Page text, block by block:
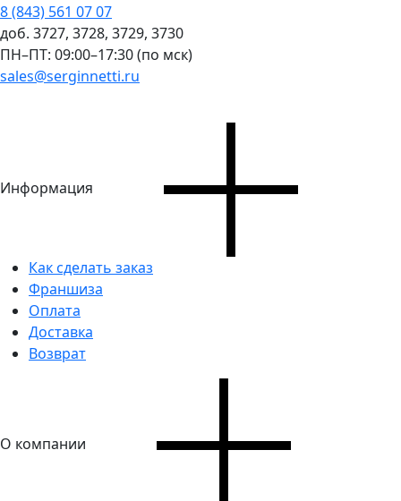
8 (843) 561 07 07
доб. 3727, 3728, 3729, 3730
ПН–ПТ: 09:00–17:30 (по мск)
sales@serginnetti.ru
Информация
Как сделать заказ
Франшиза
Оплата
Доставка
Возврат
О компании